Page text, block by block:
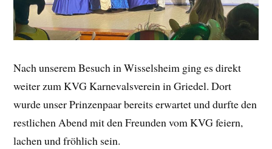
Nach unserem Besuch in Wisselsheim ging es direkt
weiter zum KVG Karnevalsverein in Griedel. Dort
wurde unser Prinzenpaar bereits erwartet und durfte den
restlichen Abend mit den Freunden vom KVG feiern,
lachen und fröhlich sein.